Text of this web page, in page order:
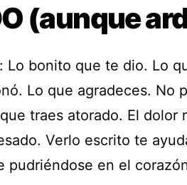
(aunque
Lo bonito que te dio. Lo
Lo que agradeces. No
traes atorado. El dolor
Verlo escrito te
pudriéndose en el